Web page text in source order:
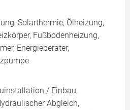
Solarthermie, Ölheizung,
Fußbodenheizung,
Energieberater,
/ Einbau,
Abgleich,